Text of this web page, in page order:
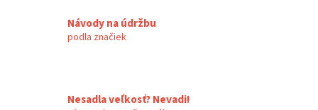
k
Návody na údržbu
podla značiek
Nesadla veľkosť? Nevadi!